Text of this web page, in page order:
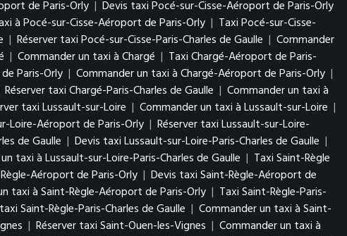
de Paris-Orly | Devis taxi Pocé-sur-Cisse-Aéroport de Paris-Orly
à Pocé-sur-Cisse-Aéroport de Paris-Orly | Taxi Pocé-sur-Cisse-
| Réserver taxi Pocé-sur-Cisse-Paris-Charles de Gaulle | Commander
| Commander un taxi à Chargé | Taxi Chargé-Aéroport de Paris-
Paris-Orly | Commander un taxi à Chargé-Aéroport de Paris-Orly |
Réserver taxi Chargé-Paris-Charles de Gaulle | Commander un taxi à
taxi Lussault-sur-Loire | Commander un taxi à Lussault-sur-Loire |
Loire-Aéroport de Paris-Orly | Réserver taxi Lussault-sur-Loire-
de Gaulle | Devis taxi Lussault-sur-Loire-Paris-Charles de Gaulle |
taxi à Lussault-sur-Loire-Paris-Charles de Gaulle | Taxi Saint-Règle
Aéroport de Paris-Orly | Devis taxi Saint-Règle-Aéroport de
taxi à Saint-Règle-Aéroport de Paris-Orly | Taxi Saint-Règle-Paris-
Saint-Règle-Paris-Charles de Gaulle | Commander un taxi à Saint-
| Réserver taxi Saint-Ouen-les-Vignes | Commander un taxi à